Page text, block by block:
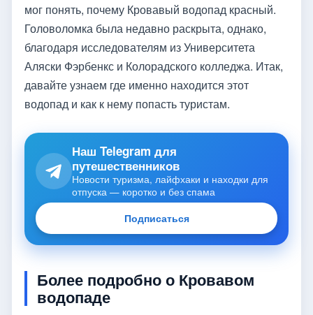
мог понять, почему Кровавый водопад красный.
Головоломка была недавно раскрыта, однако,
благодаря исследователям из Университета
Аляски Фэрбенкс и Колорадского колледжа. Итак,
давайте узнаем где именно находится этот
водопад и как к нему попасть туристам.
Наш Telegram для
путешественников
Новости туризма, лайфхаки и находки для
отпуска — коротко и без спама
Подписаться
Более подробно о Кровавом
водопаде